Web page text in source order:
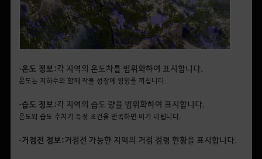
• 온도 정보:각 지역의 온도차를 범위화하여 표시합니다.
온도는 지하수와 함께 작물 성장에 영향을 끼칩니다.
• 습도 정보:각 지역의 습도 량을 범위화하여 표시합니다.
온도와 습도 수치가 특정 조건을 만족하면 비가 내립니다.
• 거점전 정보:거점전 가능한 지역의 거점 점령 현황을 표시합니다.